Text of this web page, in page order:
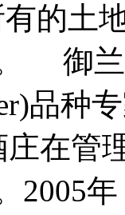
的土
御兰
品种
在管
2005